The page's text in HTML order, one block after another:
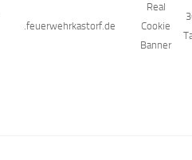
.feuerwehrkastorf.de
Real
Cookie
Banner